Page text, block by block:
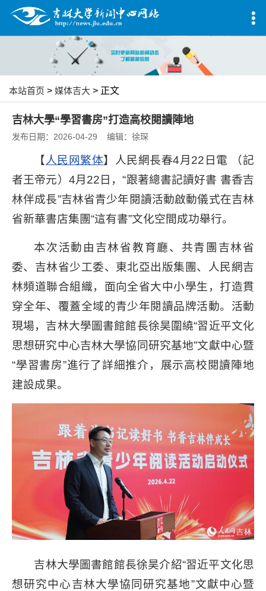
本站首页 > 媒体吉大 > 正文
吉林大學“學習書房”打造高校閱讀陣地
发布日期：2026-04-29 编辑：徐琛
【 人民网繁体】人民網長春4月22日電 （記
者王帝元）4月22日，“跟著總書記讀好書 書香吉
林伴成長”吉林省青少年閱讀活動啟動儀式在吉林
省新華書店集團“這有書”文化空間成功舉行。
本次活動由吉林省教育廳、共青團吉林省
委、吉林省少工委、東北亞出版集團、人民網吉
林頻道聯合組織，面向全省大中小學生，打造貫
穿全年、覆蓋全域的青少年閱讀品牌活動。活動
現場，吉林大學圖書館館長徐昊圍繞“習近平文化
思想研究中心吉林大學協同研究基地”文獻中心暨
“學習書房”進行了詳細推介，展示高校閱讀陣地
建設成果。
吉林大學圖書館館長徐昊介紹“習近平文化思
想研究中心吉林大學協同研究基地”文獻中心暨